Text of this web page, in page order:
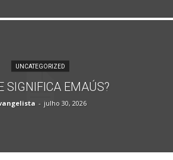
UNCATEGORIZED
SIGNIFICA EMAÚS?
- julho 30, 2026